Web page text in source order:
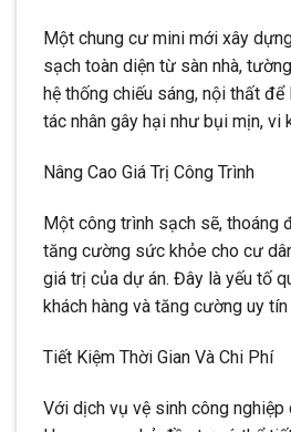
Một chung cư mini mới xây
sạch toàn diện từ sàn nhà,
hệ thống chiếu sáng, nội thất
tác nhân gây hại như bụi mịn, vi
Nâng Cao Giá Trị Công Trình
Một công trình sạch sẽ, thoáng
tăng cường sức khỏe cho cư
giá trị của dự án. Đây là yếu tố
khách hàng và tăng cường uy
Tiết Kiệm Thời Gian Và Chi Phí
Với dịch vụ vệ sinh công nghiệp